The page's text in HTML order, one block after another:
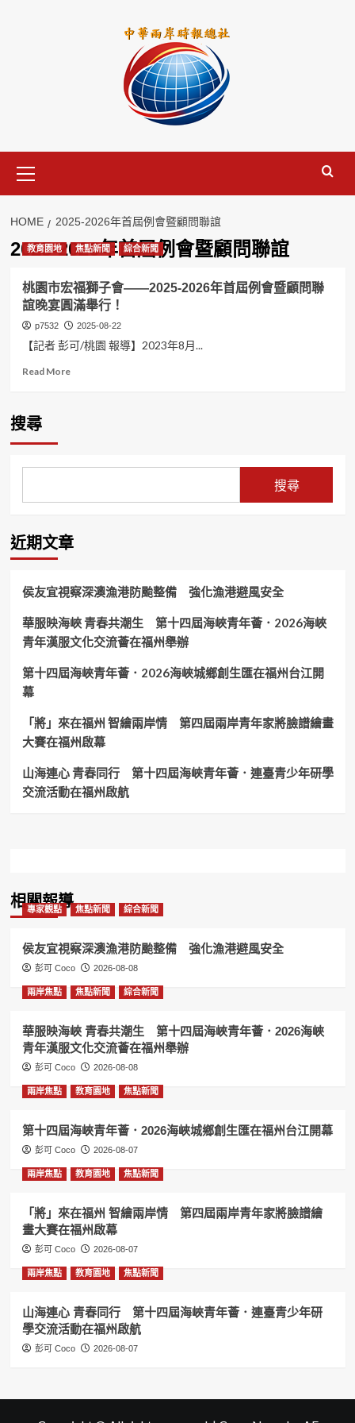
Menu
HOME 2025-2026年首屆例會暨顧問聯誼
2025-2026年首屆例會暨顧問聯誼
教育園地 焦點新聞 綜合新聞
桃園市宏福獅子會——2025-2026年首屆例會暨顧問聯
誼晚宴圓滿舉行！
p7532 2025-08-22
【記者 彭可/桃園 報導】2023年8月...
Read MoreRead
子
——
2025-
首
例
會
顧
誼
晚
宴
滿
舉
搜尋
搜尋
近期文章
侯友宜視察深澳漁港防颱整備 強化漁港避風安全
華服映海峽 青春共潮生 第十四屆海峽青年薈．2026海峽
青年漢服文化交流薈在福州舉辦
第十四屆海峽青年薈．2026海峽城鄉創生匯在福州台江開
幕
「將」來在福州 智繪兩岸情 第四屆兩岸青年家將臉譜繪畫
大賽在福州啟幕
山海連心 青春同行 第十四屆海峽青年薈．連臺青少年研學
交流活動在福州啟航
相關報導
專家觀點 焦點新聞 綜合新聞
侯友宜視察深澳漁港防颱整備 強化漁港避風安全
彭可 Coco 2026-08-08
兩岸焦點 焦點新聞 綜合新聞
華服映海峽 青春共潮生 第十四屆海峽青年薈．2026海峽
青年漢服文化交流薈在福州舉辦
彭可 Coco 2026-08-08
兩岸焦點 教育園地 焦點新聞
第十四屆海峽青年薈．2026海峽城鄉創生匯在福州台江開幕
彭可 Coco 2026-08-07
兩岸焦點 教育園地 焦點新聞
「將」來在福州 智繪兩岸情 第四屆兩岸青年家將臉譜繪
畫大賽在福州啟幕
彭可 Coco 2026-08-07
兩岸焦點 教育園地 焦點新聞
山海連心 青春同行 第十四屆海峽青年薈．連臺青少年研
學交流活動在福州啟航
彭可 Coco 2026-08-07